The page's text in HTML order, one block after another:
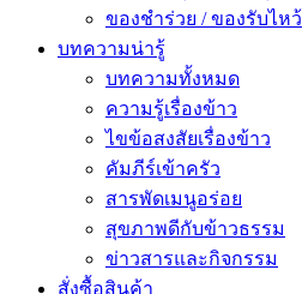
ของชำร่วย / ของรับไหว้
บทความน่ารู้
บทความทั้งหมด
ความรู้เรื่องข้าว
ไขข้อสงสัยเรื่องข้าว
คัมภีร์เข้าครัว
สารพัดเมนูอร่อย
สุขภาพดีกับข้าวธรรม
ข่าวสารและกิจกรรม
สั่งซื้อสินค้า